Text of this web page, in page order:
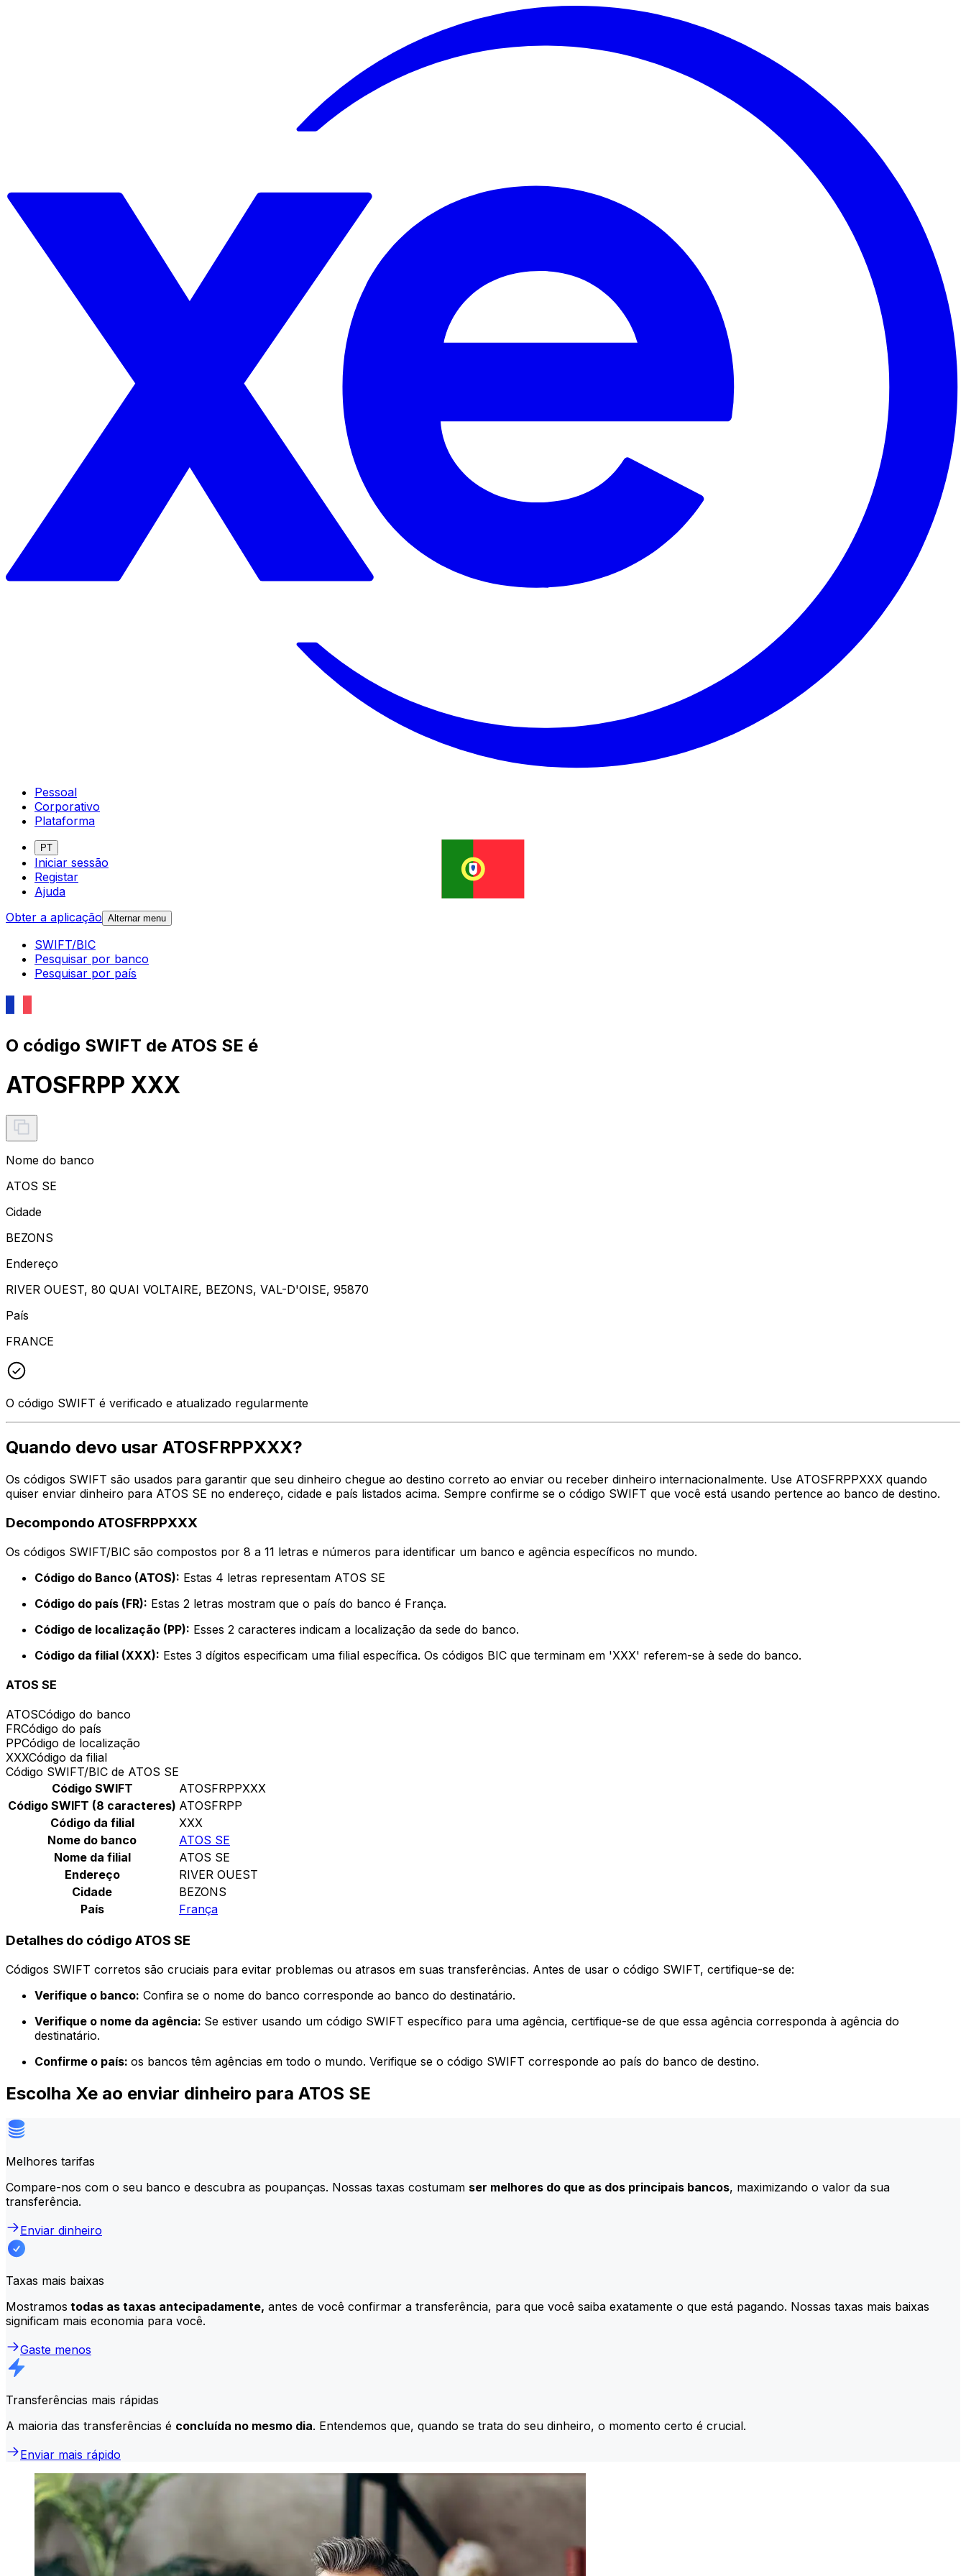
Pessoal
Corporativo
Plataforma
PT
Iniciar sessão
Registar
Ajuda
Obter a aplicação Alternar menu
SWIFT/BIC
Pesquisar por banco
Pesquisar por país
O código SWIFT de ATOS SE é
ATOSFRPP XXX
Nome do banco
ATOS SE
Cidade
BEZONS
Endereço
RIVER OUEST, 80 QUAI VOLTAIRE, BEZONS, VAL-D'OISE, 95870
País
FRANCE
O código SWIFT é verificado e atualizado regularmente
Quando devo usar ATOSFRPPXXX?
Os códigos SWIFT são usados para garantir que seu dinheiro chegue ao destino correto ao enviar ou receber dinheiro internacionalmente. Use ATOSFRPPXXX quando
quiser enviar dinheiro para ATOS SE no endereço, cidade e país listados acima. Sempre confirme se o código SWIFT que você está usando pertence ao banco de destino.
Decompondo ATOSFRPPXXX
Os códigos SWIFT/BIC são compostos por 8 a 11 letras e números para identificar um banco e agência específicos no mundo.
Código do Banco (ATOS): Estas 4 letras representam ATOS SE
Código do país (FR): Estas 2 letras mostram que o país do banco é França.
Código de localização (PP): Esses 2 caracteres indicam a localização da sede do banco.
Código da filial (XXX): Estes 3 dígitos especificam uma filial específica. Os códigos BIC que terminam em 'XXX' referem-se à sede do banco.
ATOS SE
ATOSCódigo do banco
FRCódigo do país
PPCódigo de localização
XXXCódigo da filial
Código SWIFT/BIC de ATOS SE
Código SWIFT
ATOSFRPPXXX
Código SWIFT (8 caracteres) ATOSFRPP
Código da filial
XXX
Nome do banco
ATOS SE
Nome da filial
ATOS SE
Endereço
RIVER OUEST
Cidade
BEZONS
País
França
Detalhes do código ATOS SE
Códigos SWIFT corretos são cruciais para evitar problemas ou atrasos em suas transferências. Antes de usar o código SWIFT, certifique-se de:
Verifique o banco: Confira se o nome do banco corresponde ao banco do destinatário.
Verifique o nome da agência: Se estiver usando um código SWIFT específico para uma agência, certifique-se de que essa agência corresponda à agência do
destinatário.
Confirme o país: os bancos têm agências em todo o mundo. Verifique se o código SWIFT corresponde ao país do banco de destino.
Escolha Xe ao enviar dinheiro para ATOS SE
Melhores tarifas
Compare-nos com o seu banco e descubra as poupanças. Nossas taxas costumam ser melhores do que as dos principais bancos, maximizando o valor da sua
transferência.
Enviar dinheiro
Taxas mais baixas
Mostramos todas as taxas antecipadamente, antes de você confirmar a transferência, para que você saiba exatamente o que está pagando. Nossas taxas mais baixas
significam mais economia para você.
Gaste menos
Transferências mais rápidas
A maioria das transferências é concluída no mesmo dia. Entendemos que, quando se trata do seu dinheiro, o momento certo é crucial.
Enviar mais rápido